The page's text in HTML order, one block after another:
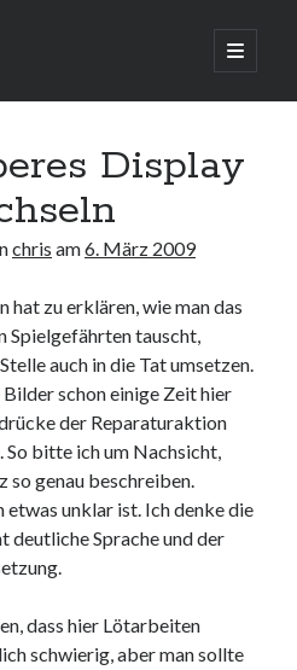
öffnen
while evaluating expression:
Display
chris am6. März 2009
hat zu erklären, wie man das
Spielgefährten tauscht,
auch in die Tat umsetzen.
schon einige Zeit hier
der Reparaturaktion
So bitte ich um Nachsicht,
so genau beschreiben.
etwas unklar ist. Ich denke die
deutliche Sprache und der
dass hier Lötarbeiten
schwierig, aber man sollte